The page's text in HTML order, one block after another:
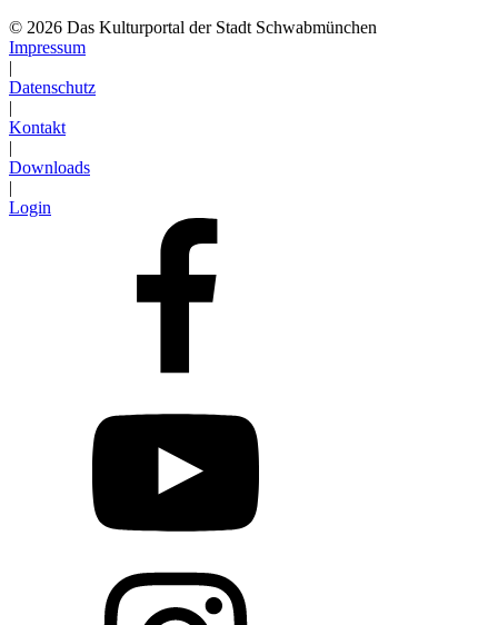
© 2026 Das Kulturportal der Stadt Schwabmünchen
Impressum
|
Datenschutz
|
Kontakt
|
Downloads
|
Login